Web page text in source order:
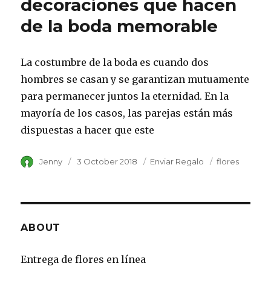
decoraciones que hacen
de la boda memorable
La costumbre de la boda es cuando dos
hombres se casan y se garantizan mutuamente
para permanecer juntos la eternidad. En la
mayoría de los casos, las parejas están más
dispuestas a hacer que este
Author
Jenny
Posted
3 October 2018 Category
Enviar Regalo Tags
flores
ABOUT
Entrega de flores en línea